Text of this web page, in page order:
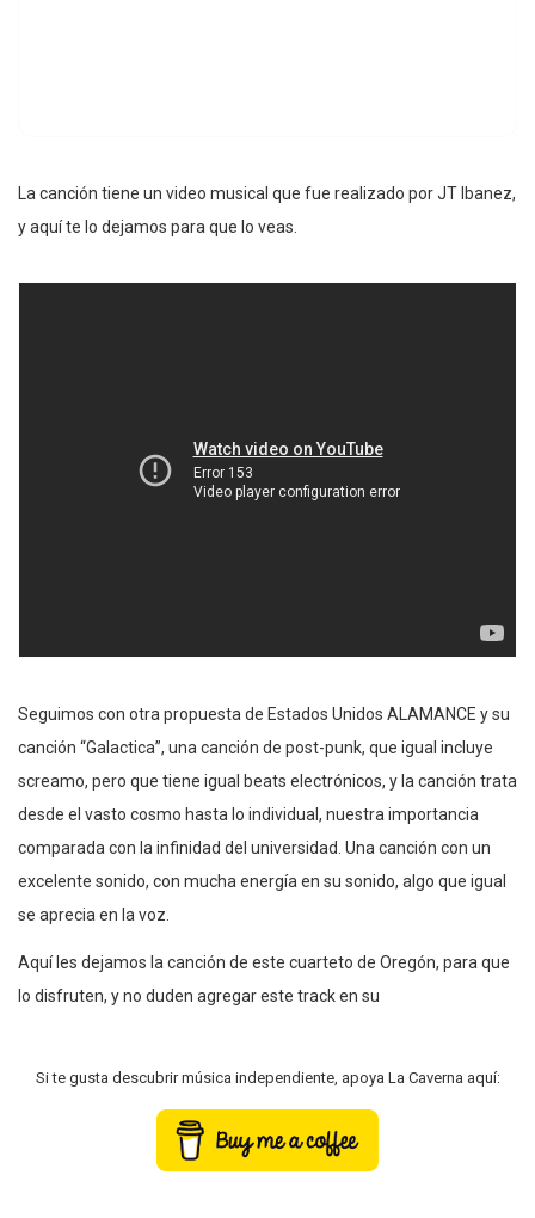
La canción tiene un video musical que fue realizado por JT Ibanez,
y aquí te lo dejamos para que lo veas.
Seguimos con otra propuesta de Estados Unidos ALAMANCE y su
canción “Galactica”, una canción de post-punk, que igual incluye
screamo, pero que tiene igual beats electrónicos, y la canción trata
desde el vasto cosmo hasta lo individual, nuestra importancia
comparada con la infinidad del universidad. Una canción con un
excelente sonido, con mucha energía en su sonido, algo que igual
se aprecia en la voz.
Aquí les dejamos la canción de este cuarteto de Oregón, para que
lo disfruten, y no duden agregar este track en su
Si te gusta descubrir música independiente, apoya La Caverna aquí: